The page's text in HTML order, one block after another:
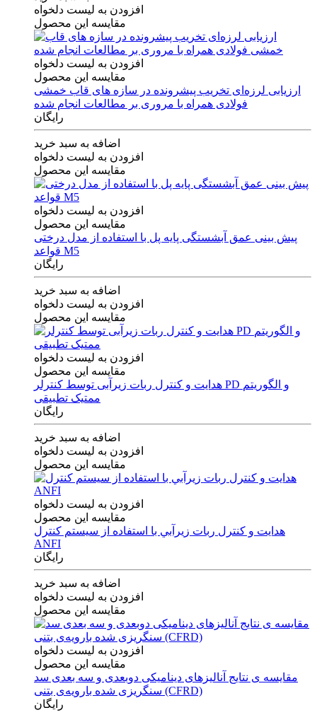
افزودن به لیست دلخواه
مقایسه این محصول
افزودن به لیست دلخواه
مقایسه این محصول
ارزیابی لرزه‌ای تخریب پیشرونده در سازه های قاب خمشی
فولادی همراه با مروری بر مطالعات انجام شده
رایگان
اضافه به سبد خرید
افزودن به لیست دلخواه
مقایسه این محصول
افزودن به لیست دلخواه
مقایسه این محصول
پیش بینی عمق آبشستگی پایه پل با استفاده از مدل درختی
قواعد M5
رایگان
اضافه به سبد خرید
افزودن به لیست دلخواه
مقایسه این محصول
افزودن به لیست دلخواه
مقایسه این محصول
هدایت و کنترل ربات زیرآبی توسط کنترلر PD و الگوریتم
ممتیک تطبیقی
رایگان
اضافه به سبد خرید
افزودن به لیست دلخواه
مقایسه این محصول
افزودن به لیست دلخواه
مقایسه این محصول
هدايت و كنترل ربات زيرآبي با استفاده از سيستم كنترل
ANFI
رایگان
اضافه به سبد خرید
افزودن به لیست دلخواه
مقایسه این محصول
افزودن به لیست دلخواه
مقایسه این محصول
مقایسه ی‌ نتایج آنالیزهای‌ دینامیکی‌ دوبعدی‌ و‌ سه بعدی‌ سد
سنگریزی‌ شده با‌رویه‌ی‌ بتنی‌ (CFRD)
رایگان